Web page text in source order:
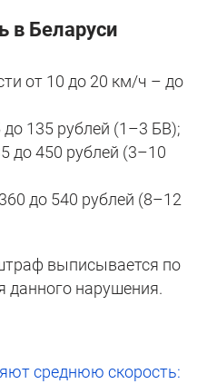
в Беларуси
от 10 до 20 км/ч – до
135 рублей (1–3 БВ);
до 450 рублей (3–10
до 540 рублей (8–12
выписывается по
данного нарушения.
среднюю скорость: